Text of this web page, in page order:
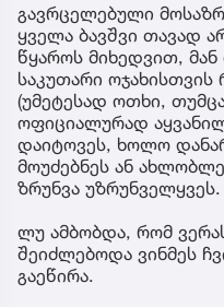
გავრცელებული
ყველა ბავშვი თავად
წყაროს მიხედვით,
საკუთარი ოჯახისთვის
(უმეტესად ოთხი,
ოფიციალურად
დაიტოვეს, ხოლო
მოუძებნეს ან
ზრუნვა უზრუნველყვეს.
ლუ ამბობდა, რომ
შეიძლებოდა ვინმეს
გაეწირა.